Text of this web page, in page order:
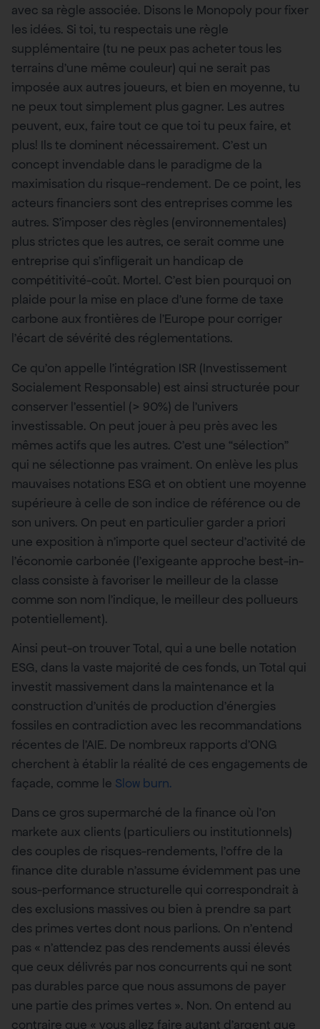
avec sa règle associée. Disons le Monopoly pour fixer
les idées. Si toi, tu respectais une règle
supplémentaire (tu ne peux pas acheter tous les
terrains d’une même couleur) qui ne serait pas
imposée aux autres joueurs, et bien en moyenne, tu
ne peux tout simplement plus gagner. Les autres
peuvent, eux, faire tout ce que toi tu peux faire, et
plus! Ils te dominent nécessairement. C’est un
concept invendable dans le paradigme de la
maximisation du risque-rendement. De ce point, les
acteurs financiers sont des entreprises comme les
autres. S’imposer des règles (environnementales)
plus strictes que les autres, ce serait comme une
entreprise qui s’infligerait un handicap de
compétitivité-coût. Mortel. C’est bien pourquoi on
plaide pour la mise en place d’une forme de taxe
carbone aux frontières de l’Europe pour corriger
l’écart de sévérité des réglementations.
Ce qu’on appelle l’intégration ISR (Investissement
Socialement Responsable) est ainsi structurée pour
conserver l’essentiel (> 90%) de l’univers
investissable. On peut jouer à peu près avec les
mêmes actifs que les autres. C’est une “sélection”
qui ne sélectionne pas vraiment. On enlève les plus
mauvaises notations ESG et on obtient une moyenne
supérieure à celle de son indice de référence ou de
son univers. On peut en particulier garder a priori
une exposition à n’importe quel secteur d’activité de
l’économie carbonée (l’exigeante approche best-in-
class consiste à favoriser le meilleur de la classe
comme son nom l’indique, le meilleur des pollueurs
potentiellement).
Ainsi peut-on trouver Total, qui a une belle notation
ESG, dans la vaste majorité de ces fonds, un Total qui
investit massivement dans la maintenance et la
construction d’unités de production d’énergies
fossiles en contradiction avec les recommandations
récentes de l’AIE. De nombreux rapports d’ONG
cherchent à établir la réalité de ces engagements de
façade, comme le Slow burn.
Dans ce gros supermarché de la finance où l’on
markete aux clients (particuliers ou institutionnels)
des couples de risques-rendements, l’offre de la
finance dite durable n’assume évidemment pas une
sous-performance structurelle qui correspondrait à
des exclusions massives ou bien à prendre sa part
des primes vertes dont nous parlions. On n’entend
pas « n’attendez pas des rendements aussi élevés
que ceux délivrés par nos concurrents qui ne sont
pas durables parce que nous assumons de payer
une partie des primes vertes ». Non. On entend au
contraire que « vous allez faire autant d’argent que